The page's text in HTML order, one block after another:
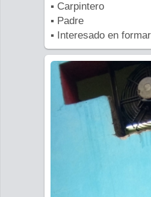
▪ Carpintero
▪ Padre
▪ Interesado en